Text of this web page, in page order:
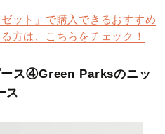
ット」で購入できるおすすめ
方は、こちらをチェック！
ース④Green Parksのニッ
ス